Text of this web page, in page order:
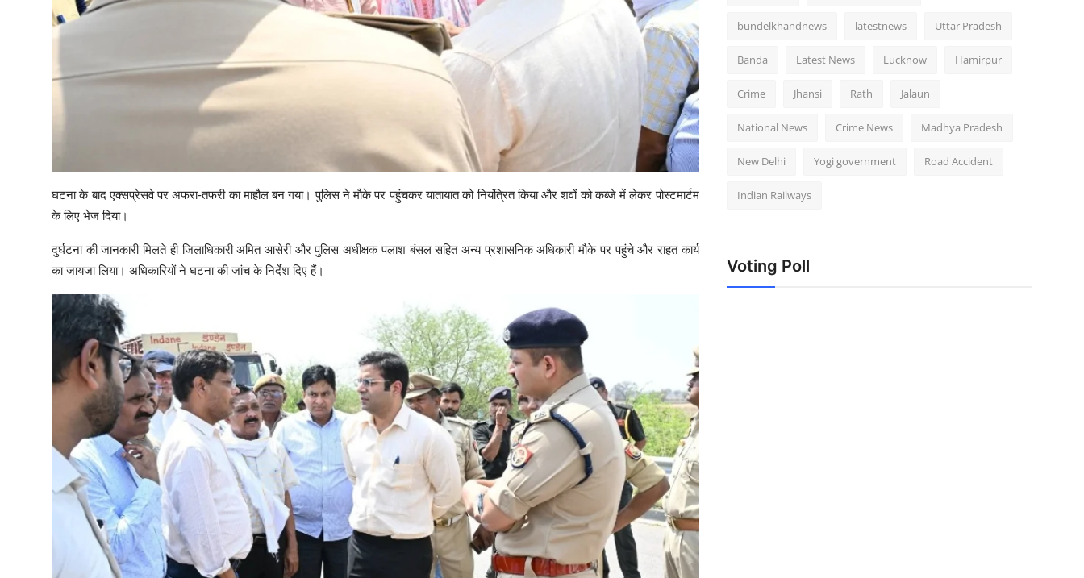
घटना के बाद एक्सप्रेसवे पर अफरा-तफरी का माहौल बन गया। पुलिस ने मौके पर पहुंचकर यातायात को नियंत्रित किया और शवों को कब्जे में लेकर पोस्टमार्टम
के लिए भेज दिया।
दुर्घटना की जानकारी मिलते ही जिलाधिकारी अमित आसेरी और पुलिस अधीक्षक पलाश बंसल सहित अन्य प्रशासनिक अधिकारी मौके पर पहुंचे और राहत कार्य
का जायजा लिया। अधिकारियों ने घटना की जांच के निर्देश दिए हैं।
bundelkhandnews latestnews Uttar Pradesh
Banda Latest News Lucknow Hamirpur
Crime Jhansi Rath Jalaun
National News Crime News Madhya Pradesh
New Delhi Yogi government Road Accident
Indian Railways
Voting Poll